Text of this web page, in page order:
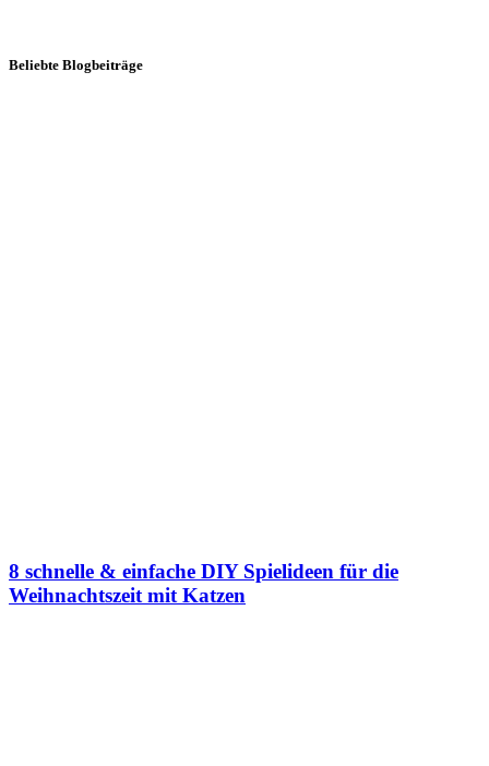
Beliebte Blogbeiträge
8 schnelle & einfache DIY Spielideen für die
Weihnachtszeit mit Katzen